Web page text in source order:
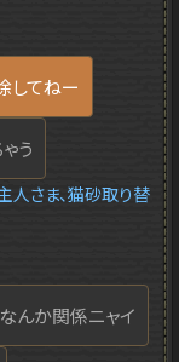
してねー
う
人さま、猫砂取り替
んか関係ニャイ